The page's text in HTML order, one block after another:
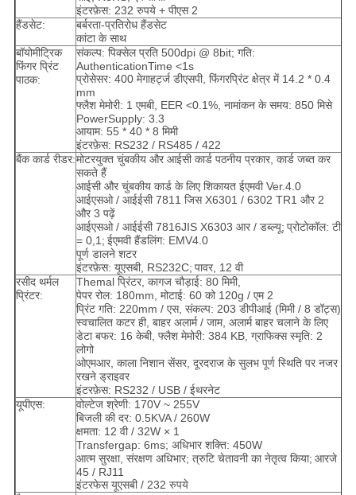
इंटरफ़ेस: 232 रुपये + पीएस 2
हैंडसेट:
बर्बरता-प्रतिरोध हैंडसेट
कांटा के साथ
बॉयोमीट्रिक
फिंगर प्रिंट
पाठक:
संकल्प: पिक्सेल प्रति 500dpi @ 8bit; गति:
AuthenticationTime <1s
प्रोसेसर: 400 मेगाहर्ट्ज डीएसपी, फिंगरप्रिंट क्षेत्र में 14.2 * 0.4
mm
फ्लैश मेमोरी: 1 एमबी, EER <0.1%, नामांकन के समय: 850 मिसे
PowerSupply: 3.3
आयाम: 55 * 40 * 8 मिमी
इंटरफ़ेस: RS232 / RS485 / 422
बैंक कार्ड रीडर:मोटरयुक्त चुंबकीय और आईसी कार्ड पठनीय प्रकार, कार्ड जब्त कर
सकते हैं
आईसी और चुंबकीय कार्ड के लिए शिकायत ईएमवी Ver.4.0
आईएसओ / आईईसी 7811 जिस X6301 / 6302 TR1 और 2
और 3 पढ़ें
आईएसओ / आईईसी 7816JIS X6303 आर / डब्ल्यू; प्रोटोकॉल: टी
= 0,1; ईएमवी हैंडलिंग: EMV4.0
पूर्ण डालने शटर
इंटरफ़ेस: यूएसबी, RS232C; पावर, 12 वी
रसीद थर्मल
प्रिंटर:
Themal प्रिंटर, कागज चौड़ाई: 80 मिमी,
पेपर रोल: 180mm, मोटाई: 60 को 120g / एम 2
प्रिंट गति: 220mm / एस, संकल्प: 203 डीपीआई (मिमी / 8 डॉट्स)
स्वचालित कटर ही, बाहर अलार्म / जाम, अलार्म बाहर चलाने के लिए
डेटा बफर: 16 केबी, फ्लैश मेमोरी: 384 KB, ग्राफिक्स स्मृति: 2
लोगो
ओएमआर, काला निशान सेंसर, दूरदराज के सुलभ पूर्ण स्थिति पर नजर
रखने ड्राइवर
इंटरफ़ेस: RS232 / USB / ईथरनेट
यूपीएस:
वोल्टेज श्रेणी: 170V ~ 255V
बिजली की दर: 0.5KVA / 260W
क्षमता: 12 वी / 32W × 1
Transfergap: 6ms; अधिभार शक्ति: 450W
आत्म सुरक्षा, संरक्षण अधिभार; त्रुटि चेतावनी का नेतृत्व किया; आरजे
45 / RJ11
इंटरफेस यूएसबी / 232 रुपये